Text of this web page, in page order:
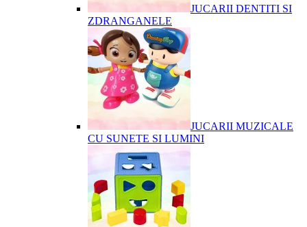
JUCARII DENTITI SI
ZDRANGANELE
JUCARII MUZICALE
CU SUNETE SI LUMINI